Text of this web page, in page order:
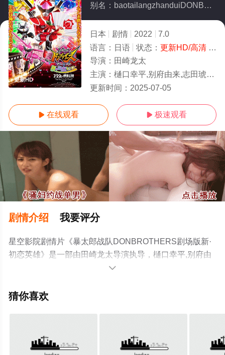
更新HD
别名：baotailangzhanduiDONBROTHERSjuchangbanxinchulianyingxiong
日本 剧情 2022
7.0
语言： 日语 状态： 更新HD/高清- 免费在线观看
导演： 田崎龙太
主演： 樋口幸平,别府由来,志田琥珀,柊太朗,铃木浩文,驹木根葵汰,富永勇也,高桥慎之介,宫崎亚美沙,和田聪宏
更新时间： 2025-07-05
 在线观看  极速观看
剧情介绍 我要评分
星空影院剧情片《暴太郎战队DONBROTHERS剧场版新·
初恋英雄》是一部由田崎龙太导演执导，樋口幸平,别府由
来,志田琥珀,柊太朗,铃木浩文,驹木根葵汰,富永勇也,高桥慎
机免费观看高清无删减完整版电影大全就上星空电影网，

猜你喜欢